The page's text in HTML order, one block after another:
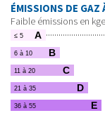
ÉMISSIONS DE GAZ
Faible émissions en
≤ 5 A
6 à 10 B
11 à 20 C
21 à 35 D
36 à 55 E